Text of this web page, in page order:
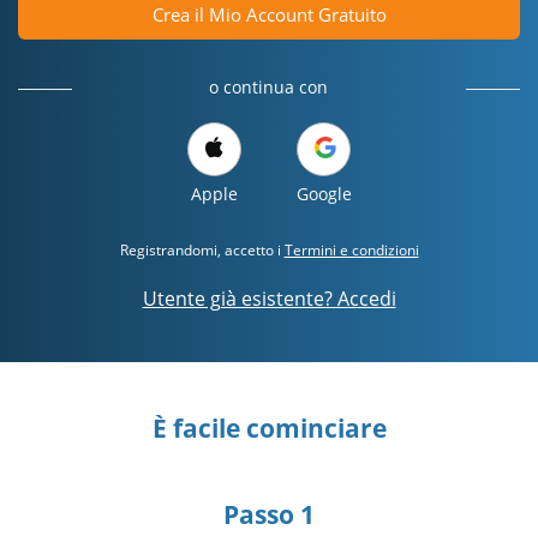
Crea il Mio Account Gratuito
o continua con
Apple Google
Registrandomi, accetto i Termini e condizioni
Utente già esistente? Accedi
È facile cominciare
Passo 1